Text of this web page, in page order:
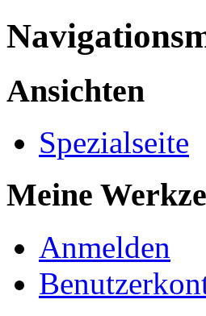
Ansichten
Spezialseite
Meine
Anmelden